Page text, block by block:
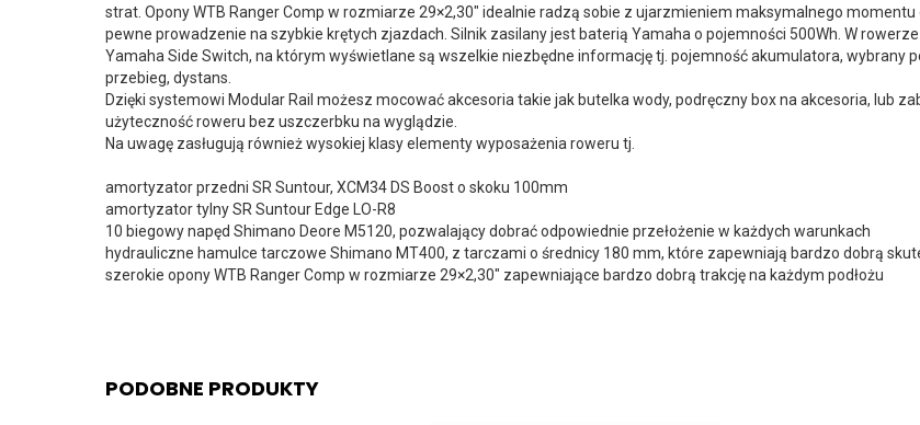
strat. Opony WTB Ranger Comp w rozmiarze 29×2,30″ idealnie radzą sobie z ujarzmieniem maksymalnego
pewne prowadzenie na szybkie krętych zjazdach. Silnik zasilany jest baterią Yamaha o pojemności 500Wh. W
Yamaha Side Switch, na którym wyświetlane są wszelkie niezbędne informację tj. pojemność akumulatora, wybrany
przebieg, dystans.
Dzięki systemowi Modular Rail możesz mocować akcesoria takie jak butelka wody, podręczny box na akcesoria, lub
użyteczność roweru bez uszczerbku na wyglądzie.
Na uwagę zasługują również wysokiej klasy elementy wyposażenia roweru tj.
amortyzator przedni SR Suntour, XCM34 DS Boost o skoku 100mm
amortyzator tylny SR Suntour Edge LO-R8
10 biegowy napęd Shimano Deore M5120, pozwalający dobrać odpowiednie przełożenie w każdych warunkach
hydrauliczne hamulce tarczowe Shimano MT400, z tarczami o średnicy 180 mm, które zapewniają bardzo dobrą
szerokie opony WTB Ranger Comp w rozmiarze 29×2,30″ zapewniające bardzo dobrą trakcję na każdym podłożu
PODOBNE PRODUKTY